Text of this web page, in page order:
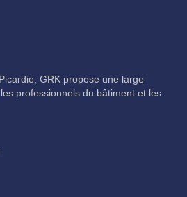
GRK propose une large
professionnels du bâtiment et les